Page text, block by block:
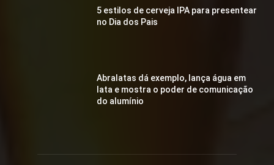
5 estilos de cerveja IPA para presentear
no Dia dos Pais
Abralatas dá exemplo, lança água em
lata e mostra o poder de comunicação
do alumínio